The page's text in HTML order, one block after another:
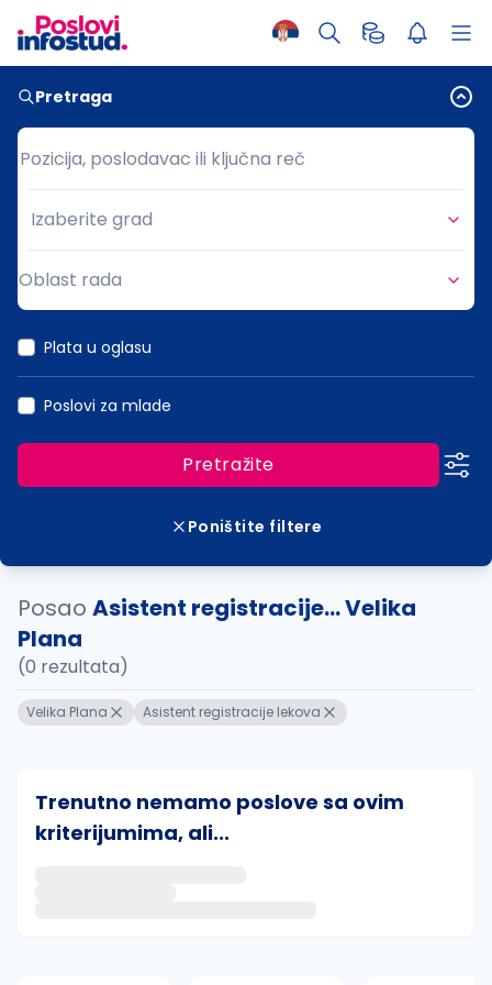
Pretraga
Pozicija, poslodavac ili ključna reč
Pozicija, poslodavac ili ključna reč
Grad
Izaberite grad
Oblast rada
Plata u oglasu
Poslovi za mlade
Pretražite
Poništite filtere
Posao Asistent registracije... Velika
Plana
(0 rezultata)
Velika Plana Asistent registracije lekova
Trenutno nemamo poslove sa ovim
kriterijumima, ali...